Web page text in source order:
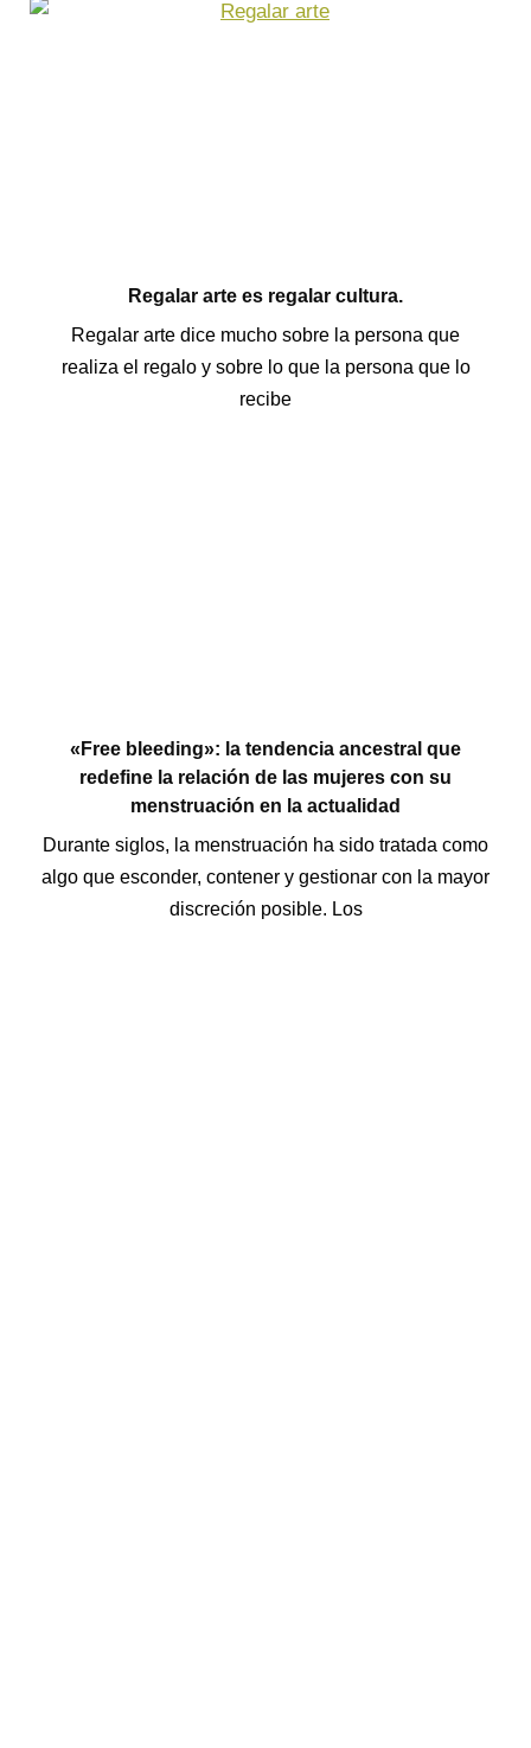
Regalar arte es regalar cultura.
Regalar arte dice mucho sobre la persona que
realiza el regalo y sobre lo que la persona que lo
recibe
«Free bleeding»: la tendencia ancestral que
redefine la relación de las mujeres con su
menstruación en la actualidad
Durante siglos, la menstruación ha sido tratada como
algo que esconder, contener y gestionar con la mayor
discreción posible. Los